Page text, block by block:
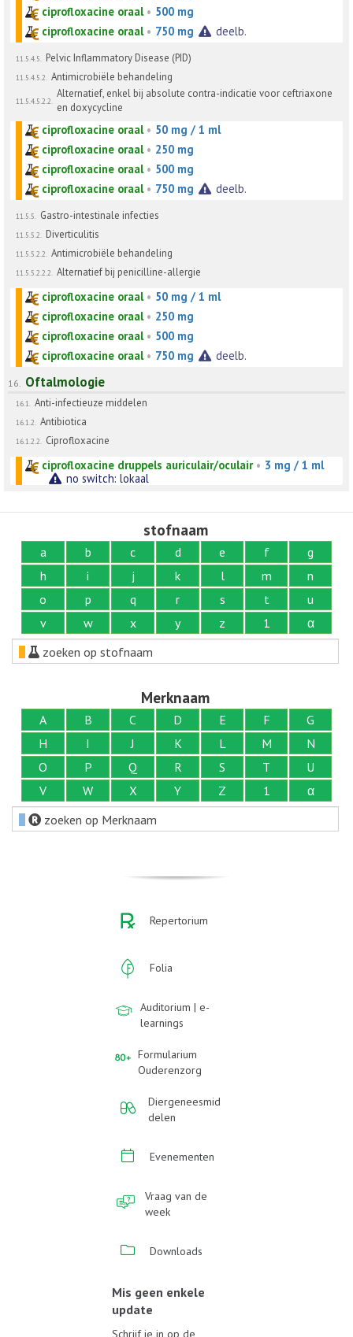
ciprofloxacine oraal• 500 mg
ciprofloxacine oraal• 750 mg deelb.
11.5.4.5. Pelvic Inflammatory Disease (PID)
11.5.4.5.2. Antimicrobiële behandeling
11.5.4.5.2.2.
Alternatief, enkel bij absolute contra-indicatie voor ceftriaxone
en doxycycline
ciprofloxacine oraal• 50 mg / 1 ml
ciprofloxacine oraal• 250 mg
ciprofloxacine oraal• 500 mg
ciprofloxacine oraal• 750 mg deelb.
11.5.5. Gastro-intestinale infecties
11.5.5.2. Diverticulitis
11.5.5.2.2. Antimicrobiële behandeling
11.5.5.2.2.2. Alternatief bij penicilline-allergie
ciprofloxacine oraal• 50 mg / 1 ml
ciprofloxacine oraal• 250 mg
ciprofloxacine oraal• 500 mg
ciprofloxacine oraal• 750 mg deelb.
16. Oftalmologie
16.1. Anti-infectieuze middelen
16.1.2. Antibiotica
16.1.2.2. Ciprofloxacine
ciprofloxacine druppels auriculair/oculair• 3 mg / 1 ml
no switch: lokaal
stofnaam
a b c d e f
g
h
i j k l m
n
o
p q r s t
u
v
w x y z 1
α
zoeken op stofnaam
Merknaam
A B C D E F
G
H
I J K L M
N
O
P Q R S T
U
V
W X Y Z 1
α
zoeken op Merknaam
Repertorium
Folia
Auditorium | e-
learnings
Formularium
Ouderenzorg
Diergeneesmid
delen
Evenementen
Vraag van de
week
Downloads
Mis geen enkele
update
Schrijf je in op de